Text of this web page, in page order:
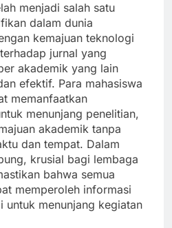
menjadi salah satu
dalam dunia
kemajuan teknologi
jurnal yang
akademik yang lain
efektif. Para mahasiswa
memanfaatkan
menunjang penelitian,
akademik tanpa
dan tempat. Dalam
krusial bagi lembaga
bahwa semua
memperoleh informasi
untuk menunjang kegiatan